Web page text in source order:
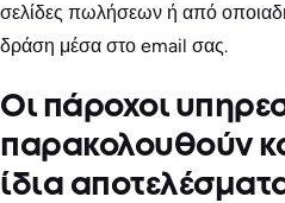
σελίδες πωλήσεων ή από
δράση μέσα στο email σας.
Οι πάροχοι
παρακολουθούν
ίδια